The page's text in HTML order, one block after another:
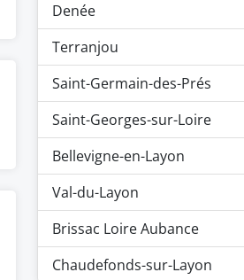
Denée
Terranjou
Saint-Germain-des-Prés
Saint-Georges-sur-Loire
Bellevigne-en-Layon
Val-du-Layon
Brissac Loire Aubance
Chaudefonds-sur-Layon